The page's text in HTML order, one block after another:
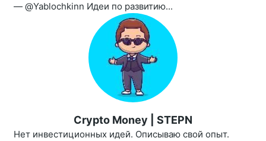
— @Yablochkinn Идеи по развитию...
Crypto Money | STEPN
Нет инвестиционных идей. Описываю свой опыт.